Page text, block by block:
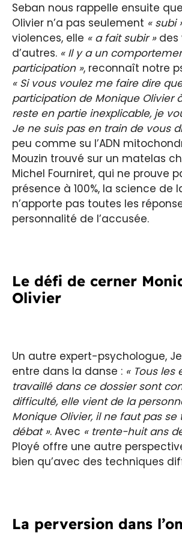
Seban nous rappelle ensuite
Olivier n’a pas seulement « subi
violences, elle « a fait subir »des
d’autres. « Il y a un
participation », reconnaît notre
« Si vous voulez me faire dire
participation de Monique Olivier
reste en partie inexplicable, je
Je ne suis pas en train de vous
peu comme su l’ADN
Mouzin trouvé sur un matelas
Michel Fourniret, qui ne prouve
présence à 100%, la science de
n’apporte pas toutes les
personnalité de l’accusée.
Le défi de cerner
Olivier
Un autre expert-psychologue,
entre dans la danse : « Tous les
travaillé dans ce dossier sont
difficulté, elle vient de la
Monique Olivier, il ne faut pas
débat ». Avec « trente-huit ans
Ployé offre une autre
bien qu’avec des techniques
La perversion dans